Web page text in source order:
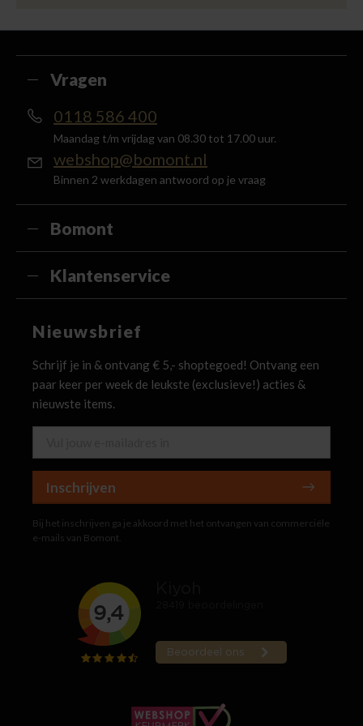
Vragen
0118 586 400
Maandag t/m vrijdag van 08.30 tot 17.00 uur.
webshop@bomont.nl
Binnen 2 werkdagen antwoord op je vraag
Bomont
Klantenservice
Nieuwsbrief
Schrijf je in & ontvang € 5,- shoptegoed! Ontvang een
paar keer per week de leukste (exclusieve!) acties &
nieuwste items.
Inschrijven
Bij het inschrijven ga je akkoord met het ontvangen van commerciële
e-mails van Bomont.